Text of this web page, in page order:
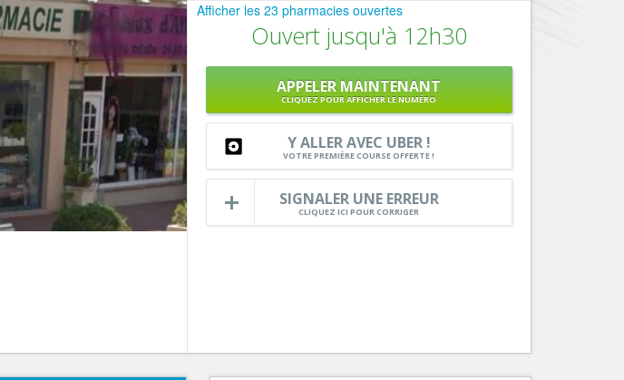
Commerces
Mode, ...
Loisirs
Plages, sports, ...
Tourisme, ...
Afficher les 23 pharmacies ouvertes
Ouvert jusqu'à 12h30
APPELER MAINTENANT
CLIQUEZ POUR AFFICHER LE NUMÉRO
Y ALLER AVEC UBER !
VOTRE PREMIÈRE COURSE OFFERTE !
SIGNALER UNE ERREUR
CLIQUEZ ICI POUR CORRIGER